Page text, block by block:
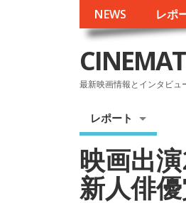
NEWS レポ
最新映画情報とインタビュ
レポート
映画出
新人俳